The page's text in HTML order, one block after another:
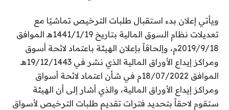
ويأتي إعلان بدء استقبال طلبات الترخيص تماشيًا مع
تعديلات نظام السوق المالية بتاريخ 1441/1/19هـ الموافق
2019/9/18م، وإلحاقاً بإعلان الهيئة باعتماد لائحة أسوق
ومراكز إيداع الأوراق المالية الذي نشر في 19/12/1443هـ
الموافق 18/07/2022م في شأن اعتماد لائحة أسواق
ومراكز إيداع الأوراق المالية، والذي أشار إلى أن الهيئة
ستقوم لاحقاً بتحديد فترات تقديم طلبات الترخيص لأسواق